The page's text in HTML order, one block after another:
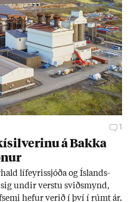
1
á Bakka
líf­eyr­is­sjóða og Ís­lands­
sig und­ir verstu sviðs­mynd,
hef­ur ver­ið í því í rúmt ár.